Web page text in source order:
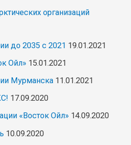
организаций
до 2035 с 2021 19.01.2021
Ойл» 15.01.2021
Мурманска 11.01.2021
17.09.2020
«Восток Ойл» 14.09.2020
10.09.2020